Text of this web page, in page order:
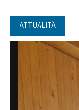
ATTUALITÀ